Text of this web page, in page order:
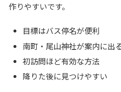
作りやすいです。
目標はバス停名が便利
南町・尾山神社が案内に出
初訪問ほど有効な方法
降りた後に見つけやすい